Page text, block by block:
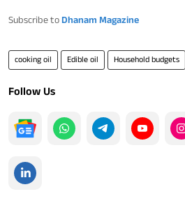
Subscribe to Dhanam Magazine
cooking oil Edible oil Household budgets
Follow Us